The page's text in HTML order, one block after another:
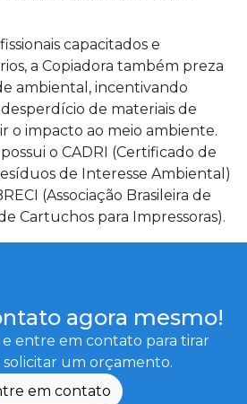
capacitados e
a Copiadora também preza
ambiental, incentivando
de materiais de
o impacto ao meio ambiente.
o CADRI (Certificado de
de Interesse Ambiental)
(Associação Brasileira de
Cartuchos para Impressoras).
agora mesmo!
entre em contato para tirar
um orçamento.
em contato